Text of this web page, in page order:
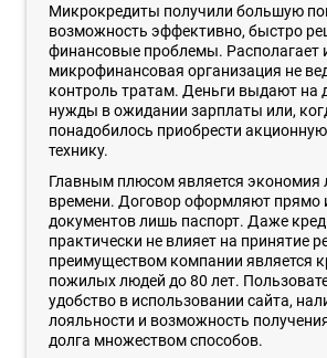
Микрокредиты получили большую
возможность эффективно, быстро
финансовые проблемы. Располагает
микрофинансовая организация не
контроль тратам. Деньги выдают на
нужды в ожидании зарплаты или,
понадобилось приобрести
технику.
Главным плюсом является экономия
времени. Договор оформляют прямо
документов лишь паспорт. Даже
практически не влияет на принятие
преимуществом компании является
пожилых людей до 80 лет.
удобство в использовании сайта,
лояльности и возможность
долга множеством способов.